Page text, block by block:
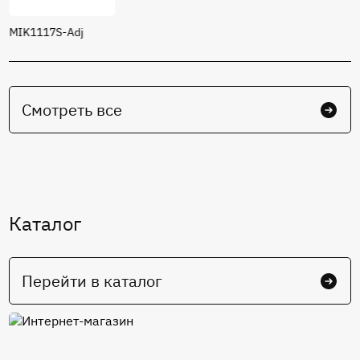
MIK1117S-Adj
Смотреть все
Каталог
Перейти в каталог
Интернет-магазин